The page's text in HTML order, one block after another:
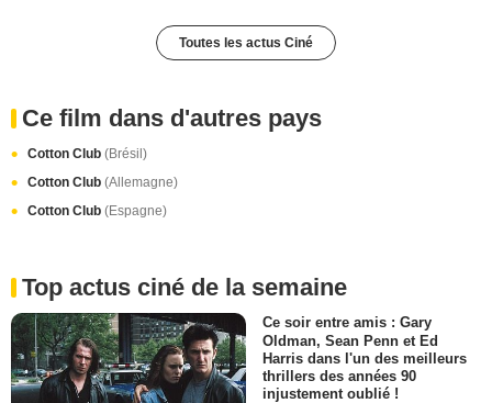
Toutes les actus Ciné
Ce film dans d'autres pays
Cotton Club (Brésil)
Cotton Club (Allemagne)
Cotton Club (Espagne)
Top actus ciné de la semaine
Ce soir entre amis : Gary
Oldman, Sean Penn et Ed
Harris dans l'un des meilleurs
thrillers des années 90
injustement oublié !